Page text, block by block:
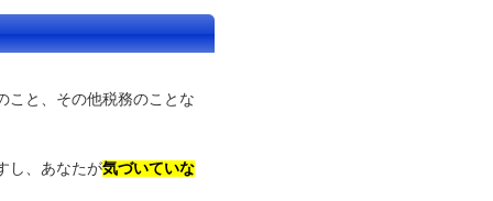
こと、その他税務のことな
し、あなたが気づいていな